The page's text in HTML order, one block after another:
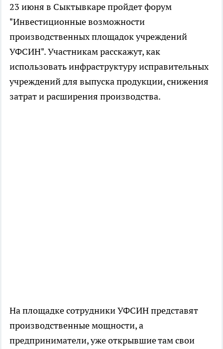
23 июня в Сыктывкаре пройдет форум
"Инвестиционные возможности
производственных площадок учреждений
УФСИН". Участникам расскажут, как
использовать инфраструктуру исправительных
учреждений для выпуска продукции, снижения
затрат и расширения производства.
На площадке сотрудники УФСИН представят
производственные мощности, а
предприниматели, уже открывшие там свои